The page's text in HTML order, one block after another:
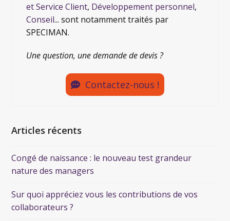
et Service Client, Développement personnel,
Conseil... sont notamment traités par
SPECIMAN.
Une question, une demande de devis ?
Contactez-nous !
Articles récents
Congé de naissance : le nouveau test grandeur
nature des managers
Sur quoi appréciez vous les contributions de vos
collaborateurs ?